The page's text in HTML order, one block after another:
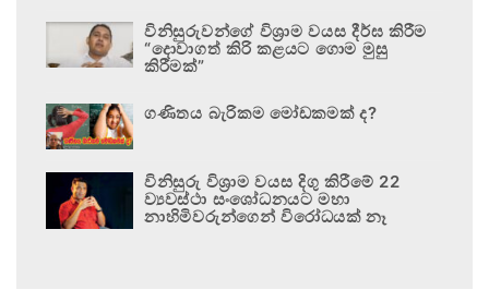
විනිසුරුවන්ගේ විශ්‍රාම වයස දීර්ඝ කිරීම
“දොවාගත් කිරි කළයට ගොම මුසු
කිරීමක්”
ගණිතය බැරිකම මෝඩකමක් ද?
විනිසුරු විශ්‍රාම වයස දිගු කිරීමේ 22
ව්‍යවස්ථා සංශෝධනයට මහා
නාහිමිවරුන්ගෙන් විරෝධයක් නෑ